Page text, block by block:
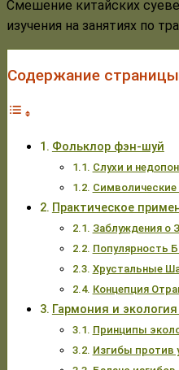
Смешение китайских
изучения на занятиях по
Содержание страницы
Фольклор фэн-шуй
Слухи и
Практическое
Заблуждения о
Популярность
Хрустальные
Концепция
Гармония и
Принципы
Изгибы против